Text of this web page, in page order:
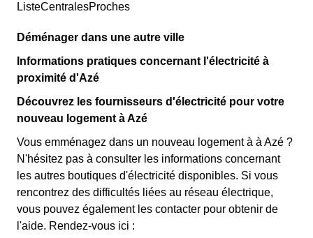
ListeCentralesProches
Déménager dans une autre ville
Informations pratiques concernant l'électricité à
proximité d'Azé
Découvrez les fournisseurs d'électricité pour votre
nouveau logement à Azé
Vous emménagez dans un nouveau logement à à Azé ?
N'hésitez pas à consulter les informations concernant
les autres boutiques d'électricité disponibles. Si vous
rencontrez des difficultés liées au réseau électrique,
vous pouvez également les contacter pour obtenir de
l'aide. Rendez-vous ici :